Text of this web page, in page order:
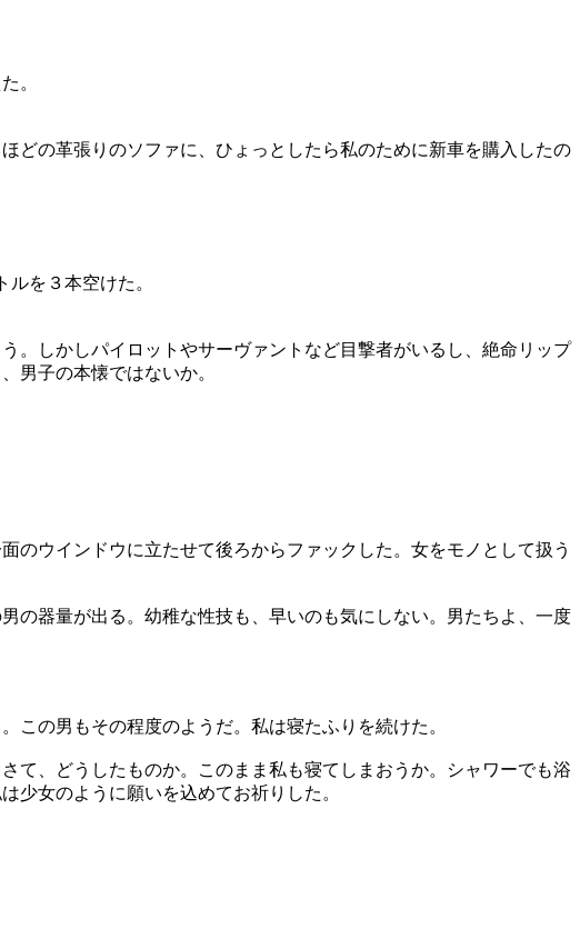
。
どの革張りのソファに、ひょっとしたら私のために新車を購入したの
を３本空けた。
。しかしパイロットやサーヴァントなど目撃者がいるし、絶命リップ
男子の本懐ではないか。
のウインドウに立たせて後ろからファックした。女をモノとして扱う
の器量が出る。幼稚な性技も、早いのも気にしない。男たちよ、一度
この男もその程度のようだ。私は寝たふりを続けた。
て、どうしたものか。このまま私も寝てしまおうか。シャワーでも浴
少女のように願いを込めてお祈りした。